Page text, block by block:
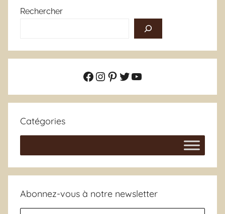
publications
Rechercher
Facebook
Instagram
Pinterest
Twitter
YouTube
Catégories
Abonnez-vous à notre newsletter